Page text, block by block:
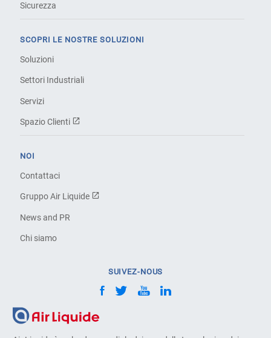
Sicurezza
SCOPRI LE NOSTRE SOLUZIONI
Soluzioni
Settori Industriali
Servizi
Spazio Clienti
NOI
Contattaci
Gruppo Air Liquide
News and PR
Chi siamo
SUIVEZ-NOUS